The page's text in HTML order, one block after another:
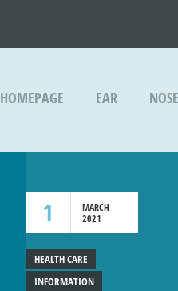
HOMEPAGE EAR NOSE
1
MARCH
2021
HEALTH CARE
INFORMATION